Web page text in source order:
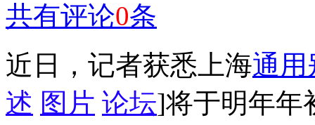
共有评论0条
近日，记者获悉上海通用
述 图片 论坛]将于明年年